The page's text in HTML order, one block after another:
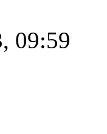
09:59